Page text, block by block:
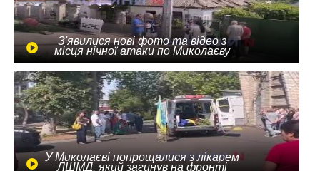
З'явилися нові фото та відео з
місця нічної атаки по Миколаєву
У Миколаєві попрощалися з лікарем
ЛШМД, який загинув на фронті